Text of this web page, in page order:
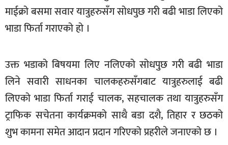
फोटो
/
भिडियो
समाज
शिक्षा
विचार
स्वास्थ्य
माईक्रो बसमा सवार यात्रुहरुसँग सोधपुछ गरी बढी भाडा लिएको
भाडा फिर्ता गराएको हो ।
उक्त भडाको बिषयमा लिए नलिएको सोधपुछ गरी बढी भाडा
लिने सवारी साधनका चालकहरुसँगबाट यात्रुहरुलाई बढी
लिएको भाडा फिर्ता गराई चालक, सहचालक तथा यात्रुहरुसँग
ट्राफिक सचेतना कार्यक्रमको साथै बडा दशै, तिहार र छठको
शुभ कामना समेत आदान प्रदान गरिएको प्रहरीले जनाएको छ ।